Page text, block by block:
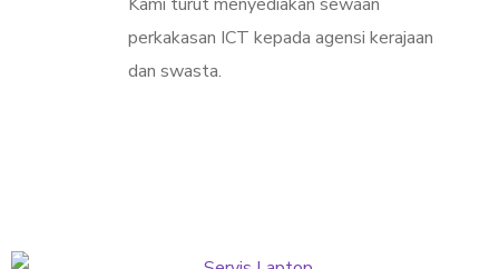
perkakasan ICT kepada agensi kerajaan
dan swasta.